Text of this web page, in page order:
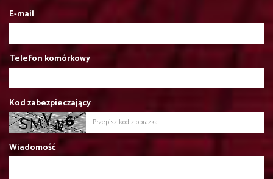
E-mail
Telefon komórkowy
Kod zabezpieczający
Wiadomość